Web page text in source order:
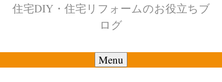
住宅DIY・住宅リフォームのお役立ちブ
ログ
Menu